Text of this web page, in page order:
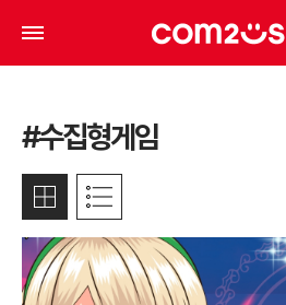
#수집형게임